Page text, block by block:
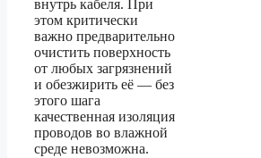
внутрь кабеля. При
этом критически
важно предварительно
очистить поверхность
от любых загрязнений
и обезжирить её — без
этого шага
качественная изоляция
проводов во влажной
среде невозможна.